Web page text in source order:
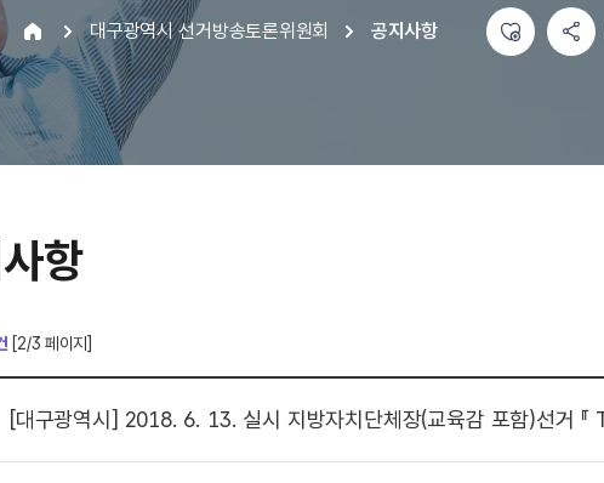
대구광역시 선거방송토론위원회 공지사항
항
[2/3 페이지]
[대구광역시] 2018. 6. 13. 실시 지방자치단체장(교육감 포함)선거 『 TV토론